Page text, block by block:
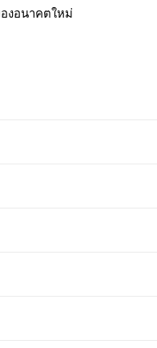
งอนาคตใหม่